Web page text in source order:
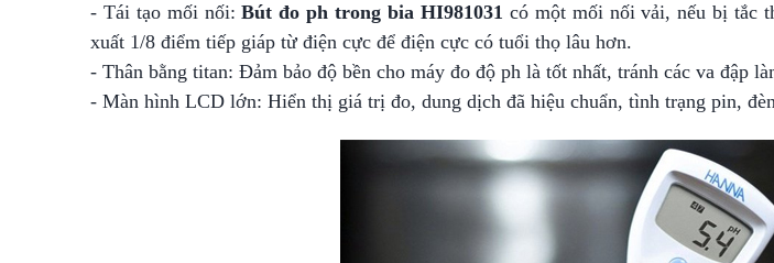
- Tái tạo mối nối:Bút đo ph trong bia HI981031 có một mối nối vải, nếu bị tắc
xuất 1/8 điểm tiếp giáp từ điện cực để điện cực có tuổi thọ lâu hơn.
- Thân bằng titan: Đảm bảo độ bền cho máy đo độ ph là tốt nhất, tránh các va đập
- Màn hình LCD lớn: Hiển thị giá trị đo, dung dịch đã hiệu chuẩn, tình trạng pin,